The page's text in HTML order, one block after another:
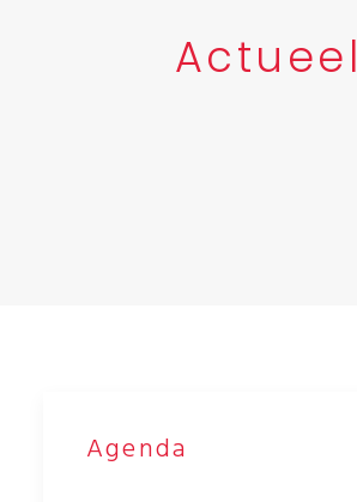
Actueel
Agenda